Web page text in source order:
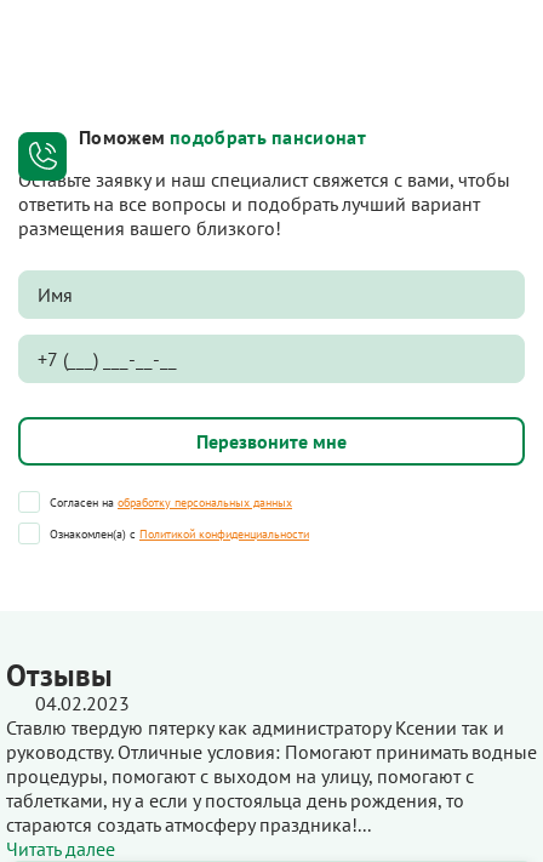
Поможем подобрать пансионат
Оставьте заявку и наш специалист свяжется с вами, чтобы
ответить на все вопросы и подобрать лучший вариант
размещения вашего близкого!
Согласен на обработку персональных данных
Ознакомлен(а) с Политикой конфиденциальности
Отзывы
04.02.2023
Ставлю твердую пятерку как администратору Ксении так и
руководству. Отличные условия: Помогают принимать водные
процедуры, помогают с выходом на улицу, помогают с
таблетками, ну а если у постояльца день рождения, то
стараются создать атмосферу праздника!...
Читать далее